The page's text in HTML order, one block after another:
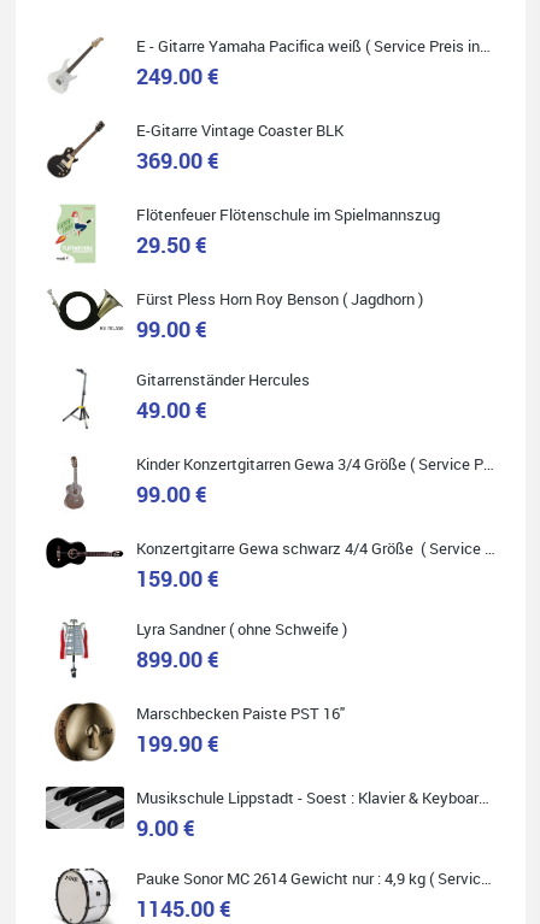
Quelle: Google-Rezension
Helene Balluff
Das Musikhaus Stöppel ist super!
Ich habe eine Westerngitarre gekauft.
Die Qualität und das Preis-Leistungsverhältnis sind erstaunlich.
Die Beratung und der Service war ebenfalls ausgezeichnet und
möchte.
Quelle: Google-Rezension
Carsten Spiegel
Ich war auf der Suche nach einem neuen Keyboard und bin
begeistert: ich bin super beraten worden, aktuell natürlich nur
wurde alles zusammengestellt, so dass ich alles nur noch
abholen musste. Top!
Quelle: Google-Rezension
E - Gitarre Yamaha Pacifica weiß ( Service Preis inkl. Werkstatt Service )
249.00 €
E-Gitarre Vintage Coaster BLK
369.00 €
Flötenfeuer Flötenschule im Spielmannszug
29.50 €
Fürst Pless Horn Roy Benson ( Jagdhorn )
99.00 €
Gitarrenständer Hercules
49.00 €
Kinder Konzertgitarren Gewa 3/4 Größe ( Service Preis inkl. Werkstatt Service )
99.00 €
Konzertgitarre Gewa schwarz 4/4 Größe ( Service Preis inkl. Werkstatt Service )
159.00 €
Lyra Sandner ( ohne Schweife )
899.00 €
Marschbecken Paiste PST 16"
199.90 €
Musikschule Lippstadt - Soest : Klavier & Keyboardunterricht
9.00 €
Pauke Sonor MC 2614 Gewicht nur : 4,9 kg ( Service Preis inkl. Werkstatt Service )
1145.00 €